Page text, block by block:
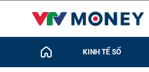
KINH TẾ SỐ